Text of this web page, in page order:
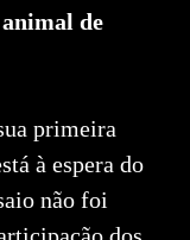
animal de
primeira
à espera do
não foi